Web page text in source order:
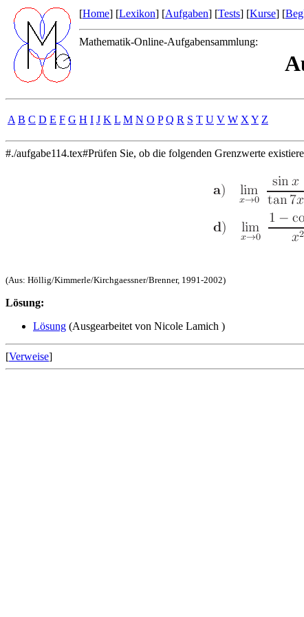
[Home] [Lexikon] [Aufgaben] [Tests] [Kurse] [
Mathematik-Online-Aufgabensammlung:
A B C D E F G H I J K L M N O P Q R S T U V W X Y Z
#./aufgabe114.tex#Prüfen Sie, ob die folgenden Grenzwerte
(Aus: Höllig/Kimmerle/Kirchgaessner/Brenner, 1991-2002)
Lösung:
Lösung (Ausgearbeitet von Nicole Lamich )
[Verweise]